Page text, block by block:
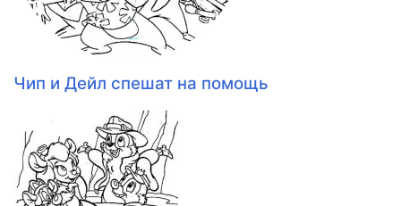
Чип и Дейл спешат на помощь